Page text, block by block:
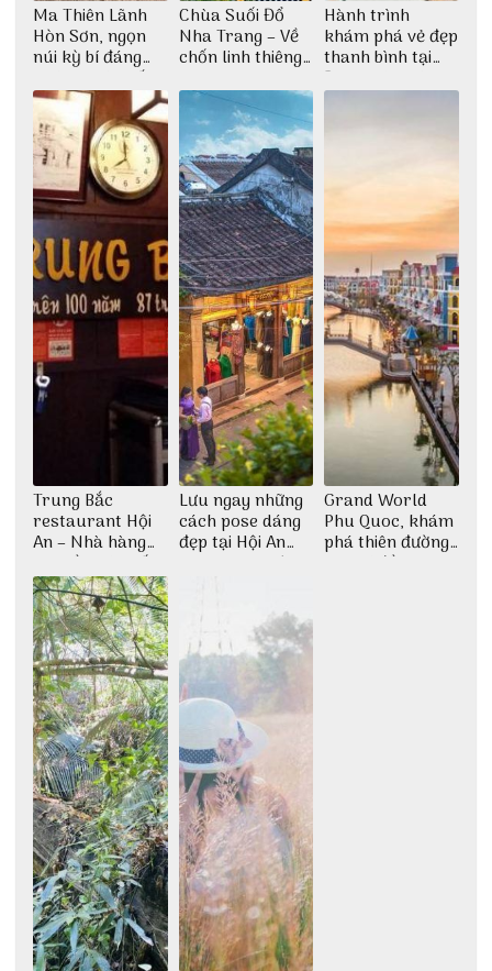
Ma Thiên Lãnh
Hòn Sơn, ngọn
núi kỳ bí đáng
khám phá nhất
Chùa Suối Đổ
Nha Trang – Về
chốn linh thiêng
thiền định
Hành trình
khám phá vẻ đẹp
thanh bình tại
Đảo Phú Quý
Trung Bắc
restaurant Hội
An – Nhà hàng
cao lầu có thiết
kế vô cùng ấn
tượng giữa lòng
phố Hội
Lưu ngay những
cách pose dáng
đẹp tại Hội An
cho dân nghiện
Grand World
Phu Quoc, khám
phá thiên đường
giải trí đầy sôi